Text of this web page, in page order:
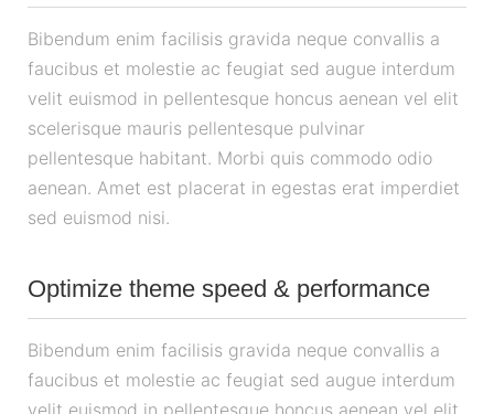
Bibendum enim facilisis gravida neque convallis a
faucibus et molestie ac feugiat sed augue interdum
velit euismod in pellentesque honcus aenean vel elit
scelerisque mauris pellentesque pulvinar
pellentesque habitant. Morbi quis commodo odio
aenean. Amet est placerat in egestas erat imperdiet
sed euismod nisi.
Optimize theme speed & performance
Bibendum enim facilisis gravida neque convallis a
faucibus et molestie ac feugiat sed augue interdum
velit euismod in pellentesque honcus aenean vel elit